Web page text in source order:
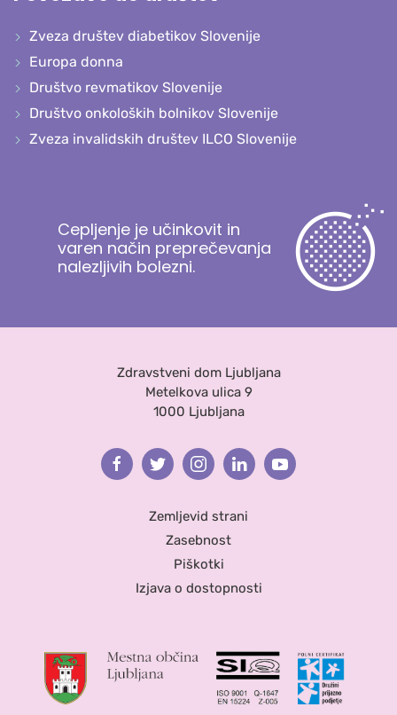
Zveza društev diabetikov Slovenije
Europa donna
Društvo revmatikov Slovenije
Društvo onkoloških bolnikov Slovenije
Zveza invalidskih društev ILCO Slovenije
Cepljenje je učinkovit in
varen način preprečevanja
nalezljivih bolezni.
Zdravstveni dom Ljubljana
Metelkova ulica 9
1000 Ljubljana
FacebookTwitterInstagramLinkedinYoutube
Zemljevid strani
Zasebnost
Piškotki
Izjava o dostopnosti